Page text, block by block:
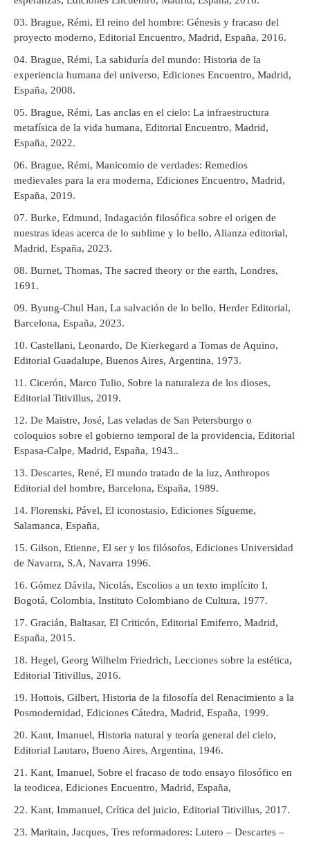
Brague, Rémi, El reino del hombre: Génesis y fracaso del
proyecto moderno, Editorial Encuentro, Madrid, España, 2016.
Brague, Rémi, La sabiduría del mundo: Historia de la
experiencia humana del universo, Ediciones Encuentro, Madrid,
España, 2008.
Brague, Rémi, Las anclas en el cielo: La infraestructura
metafísica de la vida humana, Editorial Encuentro, Madrid,
España, 2022.
Brague, Rémi, Manicomio de verdades: Remedios
medievales para la era moderna, Ediciones Encuentro, Madrid,
España, 2019.
Burke, Edmund, Indagación filosófica sobre el origen de
nuestras ideas acerca de lo sublime y lo bello, Alianza editorial,
Madrid, España, 2023.
Burnet, Thomas, The sacred theory or the earth, Londres,
1691.
Byung-Chul Han, La salvación de lo bello, Herder Editorial,
Barcelona, España, 2023.
Castellani, Leonardo, De Kierkegard a Tomas de Aquino,
Editorial Guadalupe, Buenos Aires, Argentina, 1973.
Cicerón, Marco Tulio, Sobre la naturaleza de los dioses,
Editorial Titivillus, 2019.
De Maistre, José, Las veladas de San Petersburgo o
coloquios sobre el gobierno temporal de la providencia, Editorial
Espasa-Calpe, Madrid, España, 1943..
Descartes, René, El mundo tratado de la luz, Anthropos
Editorial del hombre, Barcelona, España, 1989.
Florenski, Pável, El iconostasio, Ediciones Sígueme,
Salamanca, España,
Gilson, Etienne, El ser y los filósofos, Ediciones Universidad
de Navarra, S.A, Navarra 1996.
Gómez Dávila, Nicolás, Escolios a un texto implícito I,
Bogotá, Colombia, Instituto Colombiano de Cultura, 1977.
Gracián, Baltasar, El Criticón, Editorial Emiferro, Madrid,
España, 2015.
Hegel, Georg Wilhelm Friedrich, Lecciones sobre la estética,
Editorial Titivillus, 2016.
Hottois, Gilbert, Historia de la filosofía del Renacimiento a la
Posmodernidad, Ediciones Cátedra, Madrid, España, 1999.
Kant, Imanuel, Historia natural y teoría general del cielo,
Editorial Lautaro, Bueno Aires, Argentina, 1946.
Kant, Imanuel, Sobre el fracaso de todo ensayo filosófico en
la teodicea, Ediciones Encuentro, Madrid, España,
Kant, Immanuel, Crítica del juicio, Editorial Titivillus, 2017.
Maritain, Jacques, Tres reformadores: Lutero – Descartes –